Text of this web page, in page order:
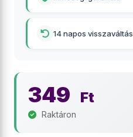
14 napos visszaváltás
349 Ft
Raktáron